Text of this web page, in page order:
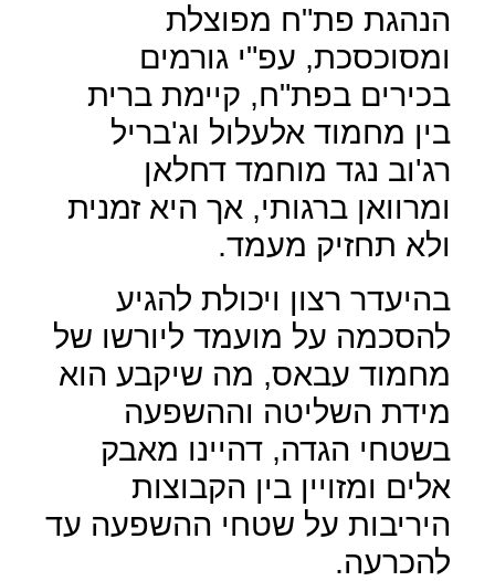
הנהגת פת"ח מפוצלת
ומסוכסכת, עפ"י גורמים
בכירים בפת"ח, קיימת ברית
בין מחמוד אלעלול וג'בריל
רג'וב נגד מוחמד דחלאן
ומרוואן ברגותי, אך היא זמנית
ולא תחזיק מעמד.
בהיעדר רצון ויכולת להגיע
להסכמה על מועמד ליורשו של
מחמוד עבאס, מה שיקבע הוא
מידת השליטה וההשפעה
בשטחי הגדה, דהיינו מאבק
אלים ומזויין בין הקבוצות
היריבות על שטחי ההשפעה עד
להכרעה.